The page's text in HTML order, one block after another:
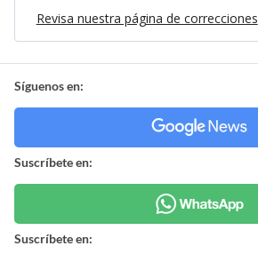
Revisa nuestra página de correcciones
Síguenos en:
Suscríbete en:
Suscríbete en: